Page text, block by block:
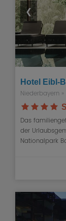
❮
Hotel Eibl-
Niederbayern »
S
Das
der
Nationalpark